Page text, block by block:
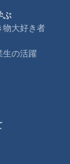
ぶ
物大好き者
生の活躍